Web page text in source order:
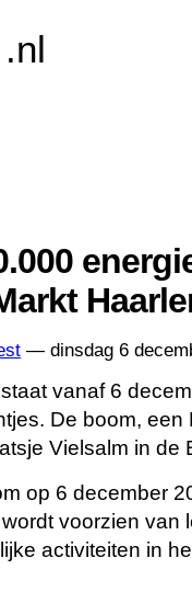
— dinsdag 6
vanaf 6
De boom,
Vielsalm in de
op 6 december
voorzien van
activiteiten in